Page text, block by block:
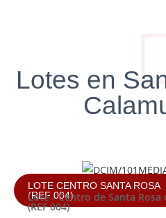
Lotes en
LOTE CENTRO SANTA ROSA
(REF 004)
Lote - Centro de Santa Rosa
(REF 004)